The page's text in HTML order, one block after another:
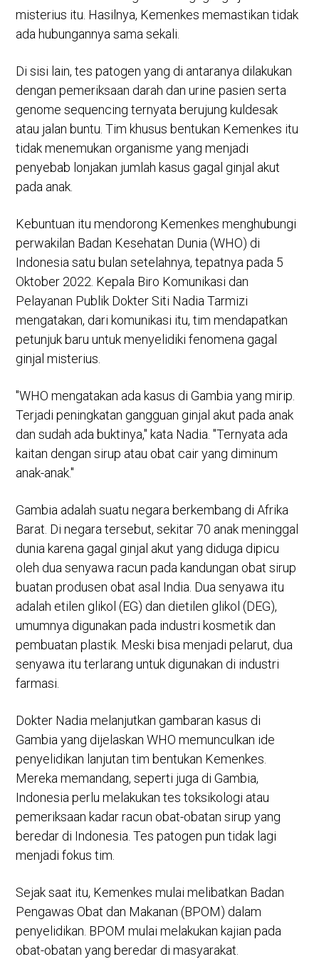
misterius itu. Hasilnya, Kemenkes memastikan tidak
ada hubungannya sama sekali.
Di sisi lain, tes patogen yang di antaranya dilakukan
dengan pemeriksaan darah dan urine pasien serta
genome sequencing ternyata berujung kuldesak
atau jalan buntu. Tim khusus bentukan Kemenkes itu
tidak menemukan organisme yang menjadi
penyebab lonjakan jumlah kasus gagal ginjal akut
pada anak.
Kebuntuan itu mendorong Kemenkes menghubungi
perwakilan Badan Kesehatan Dunia (WHO) di
Indonesia satu bulan setelahnya, tepatnya pada 5
Oktober 2022. Kepala Biro Komunikasi dan
Pelayanan Publik Dokter Siti Nadia Tarmizi
mengatakan, dari komunikasi itu, tim mendapatkan
petunjuk baru untuk menyelidiki fenomena gagal
ginjal misterius.
"WHO mengatakan ada kasus di Gambia yang mirip.
Terjadi peningkatan gangguan ginjal akut pada anak
dan sudah ada buktinya," kata Nadia. "Ternyata ada
kaitan dengan sirup atau obat cair yang diminum
anak-anak."
Gambia adalah suatu negara berkembang di Afrika
Barat. Di negara tersebut, sekitar 70 anak meninggal
dunia karena gagal ginjal akut yang diduga dipicu
oleh dua senyawa racun pada kandungan obat sirup
buatan produsen obat asal India. Dua senyawa itu
adalah etilen glikol (EG) dan dietilen glikol (DEG),
umumnya digunakan pada industri kosmetik dan
pembuatan plastik. Meski bisa menjadi pelarut, dua
senyawa itu terlarang untuk digunakan di industri
farmasi.
Dokter Nadia melanjutkan gambaran kasus di
Gambia yang dijelaskan WHO memunculkan ide
penyelidikan lanjutan tim bentukan Kemenkes.
Mereka memandang, seperti juga di Gambia,
Indonesia perlu melakukan tes toksikologi atau
pemeriksaan kadar racun obat-obatan sirup yang
beredar di Indonesia. Tes patogen pun tidak lagi
menjadi fokus tim.
Sejak saat itu, Kemenkes mulai melibatkan Badan
Pengawas Obat dan Makanan (BPOM) dalam
penyelidikan. BPOM mulai melakukan kajian pada
obat-obatan yang beredar di masyarakat.